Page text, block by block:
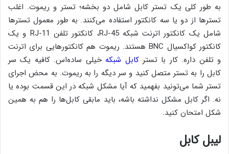
به طور کلی یک تستر کابل شامل دو بخشه؛ تستر و ریموت. اغلب
تسترها از دو یا سه کانکتور استفاده می‌کنند. به طور معمول تسترها
شامل یک کانکتور اترنت شبکه RJ-45، کانکتور تلفن RJ-11 و یک
کانکتور کواکسیال BNC هستند. ریموت هم کانکتورهایی برای اترنت
و تلفن داره. کار با تسترکابل شبکهخیلی ساده‌اس. کافیه یک سر
کابل را به تستر متصل کنید و سر دیگه را به ریموت. به محض اجرای
تستر شما می‌تونید بفهمید که آیا مشکل شبکه در این قسمت بوده یا
نه. اگر کابل مشکل نداشته باشه، باید مابقی کابل‌ها را هم به همین
شکل امتحان کنید.
لیبل کابل